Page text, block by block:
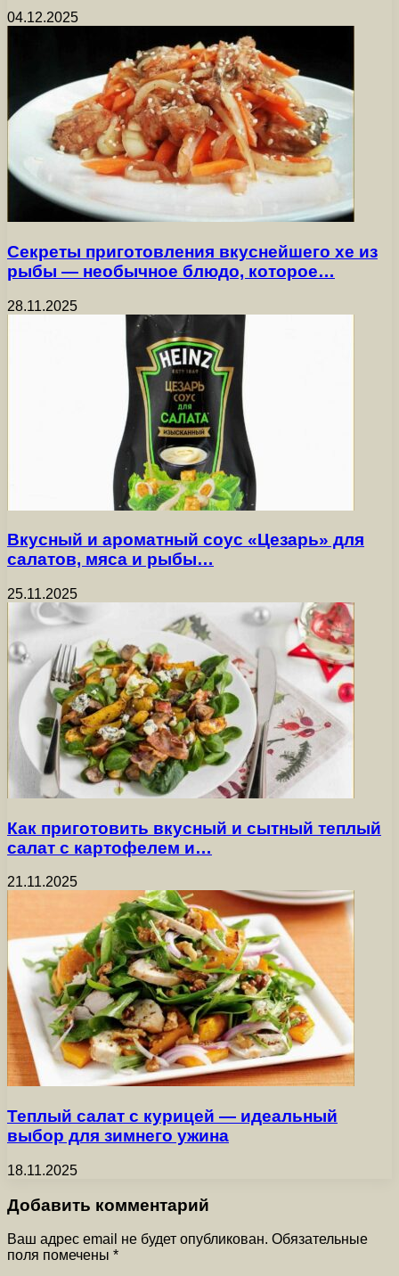
04.12.2025
Секреты приготовления вкуснейшего хе из
рыбы — необычное блюдо, которое…
28.11.2025
Вкусный и ароматный соус «Цезарь» для
салатов, мяса и рыбы…
25.11.2025
Как приготовить вкусный и сытный теплый
салат с картофелем и…
21.11.2025
Теплый салат с курицей — идеальный
выбор для зимнего ужина
18.11.2025
Добавить комментарий
Ваш адрес email не будет опубликован. Обязательные
поля помечены *